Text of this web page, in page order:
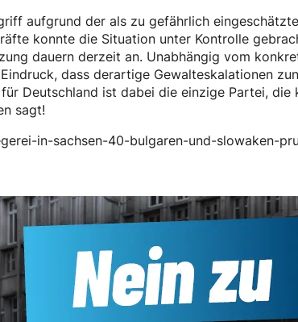
aufgrund der als zu gefährlich
konnte die Situation unter Kontrolle
dauern derzeit an. Unabhängig vom
dass derartige Gewalteskalationen
Deutschland ist dabei die einzige Partei, die
sagt!
in-sachsen-40-bulgaren-und-slowaken-